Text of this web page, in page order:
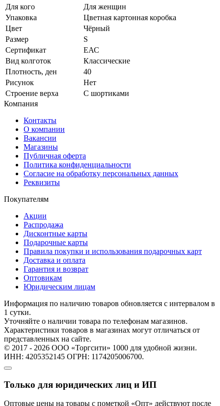
Для кого
Для женщин
Упаковка
Цветная картонная коробка
Цвет
Чёрный
Размер
S
Сертификат
ЕАС
Вид колготок
Классические
Плотность, ден
40
Рисунок
Нет
Строение верха
С шортиками
Компания
Контакты
О компании
Вакансии
Магазины
Публичная оферта
Политика конфиденциальности
Согласие на обработку персональных данных
Реквизиты
Покупателям
Акции
Распродажа
Дисконтные карты
Подарочные карты
Правила покупки и использования подарочных карт
Доставка и оплата
Гарантия и возврат
Оптовикам
Юридическим лицам
Информация по наличию товаров обновляется с интервалом в
1 сутки.
Уточняйте о наличии товара по телефонам магазинов.
Характеристики товаров в магазинах могут отличаться от
представленных на сайте.
© 2017 - 2026 ООО «Торгсити» 1000 для удобной жизни.
ИНН: 4205352145 ОГРН: 1174205006700.
Только для юридических лиц и ИП
Оптовые цены на товары с пометкой «Опт» действуют после